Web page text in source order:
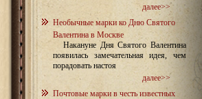
далее>>
Необычные марки ко Дню Святого
Валентина в Москве
Накануне Дня Святого Валентина
появилась замечательная идея, чем
порадовать настоя
далее>>
Почтовые марки в честь известных